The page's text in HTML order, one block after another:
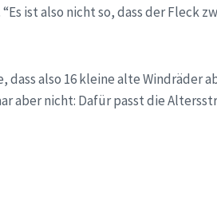
ist also nicht so, dass der Fleck
dass also 16 kleine alte Windräder
aber nicht: Dafür passt die